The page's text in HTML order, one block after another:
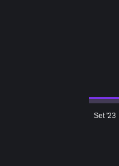
Set '23